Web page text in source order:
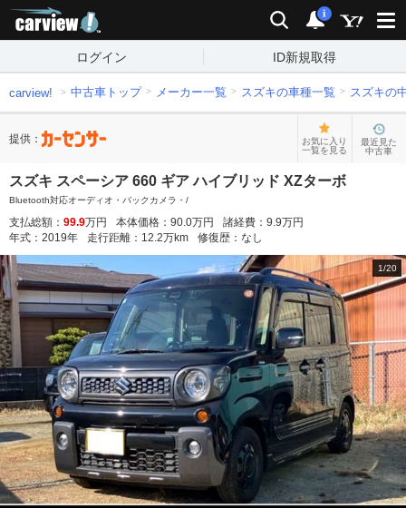
検索 通知
i
ログイン ID新規取得
carview! 中古車トップ メーカー一覧 スズキの車種一覧 スズキの
提供：
お気に入り
一覧を見る
最近見た
中古車
スズキ スペーシア 660 ギア ハイブリッド XZターボ
Bluetooth対応オーディオ・バックカメラ・/
支払総額： 99.9万円 本体価格： 90.0万円 諸経費： 9.9万円
年式： 2019年 走行距離： 12.2万km 修復歴： なし
1/20